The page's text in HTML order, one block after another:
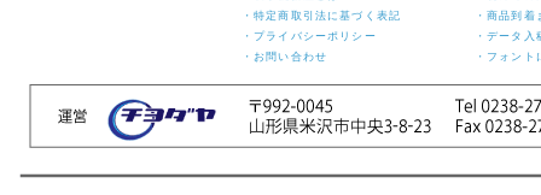
・特定商取引法に基づく表記
・商品到
・プライバシーポリシー
・データ
・お問い合わせ
・フォント